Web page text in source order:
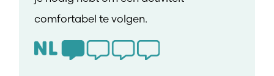
comfortabel te volgen.